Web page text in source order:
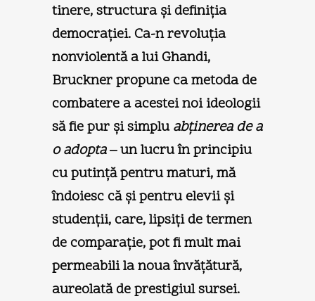
tinere, structura şi definiţia
democraţiei. Ca-n­ revoluţia
nonviolentă a lui Ghandi,
Bruckner propune ca metoda de
combatere a acestei noi ideologii
să fie pur şi simpluabţinerea de a
o adopta– un lucru în principiu
cu putinţă pentru maturi, mă
îndoiesc că şi pentru elevii şi
studenţii, care, lipsiţi de termen
de comparaţie, pot fi mult mai
permeabili la noua învăţătură,
aureolată de prestigiul sursei.